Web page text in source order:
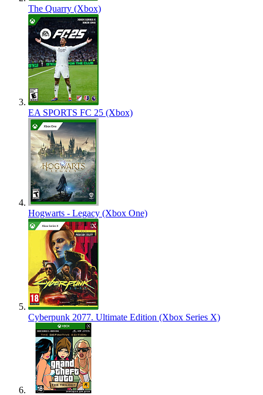
The Quarry (Xbox)
EA SPORTS FC 25 (Xbox)
Hogwarts - Legacy (Xbox One)
Cyberpunk 2077. Ultimate Edition (Xbox Series X)